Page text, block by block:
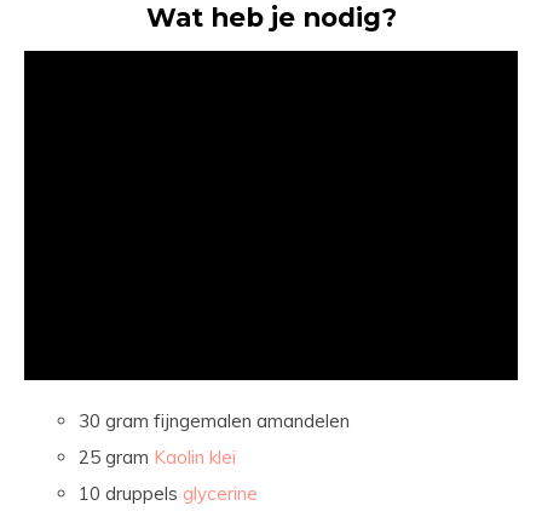
Wat heb je nodig?
30 gram fijngemalen amandelen
25 gram Kaolin klei
10 druppels glycerine